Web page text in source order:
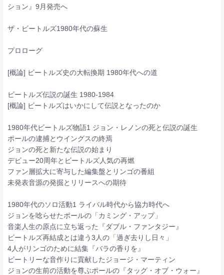
ション』9月発売へ
ザ・ビートルズ1980年代の蘇生
プロローグ
[概論] ビートルズ史の大転換期 1980年代への道
ビートルズ伝説の誕生 1980-1984
[概論] ビートルズはいかにして伝説となったのか
1980年代ビートルズ物語1 ジョン・レノンの死と伝説の誕生
ポールの逮捕とウイングスの終焉
ジョンの死と新たな伝説の始まり
デビュー20周年とビートルズ人気の再燃
ファン層拡大に寄与した編集盤とリンゴの番組
未発表音源の発掘とリリースへの期待
1980年代のソロ活動1 ライバル時代から協力時代へ
ジョンを唸らせたポールの「カミング・アップ」
音楽人生の原点に立ち返った『ダブル・ファンタジー』
ビートルズ再結成とは違う3人の「過ぎ去りし日々」
4人がリンゴのために結集『バラの香りを』
ビートリーな音作りに貢献したジョージ・マーティン
ジョンの生前の活動を尊ぶポールの『タッグ・オブ・ウォー』